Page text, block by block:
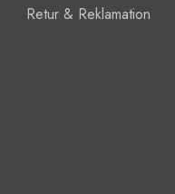
Retur & Reklamation